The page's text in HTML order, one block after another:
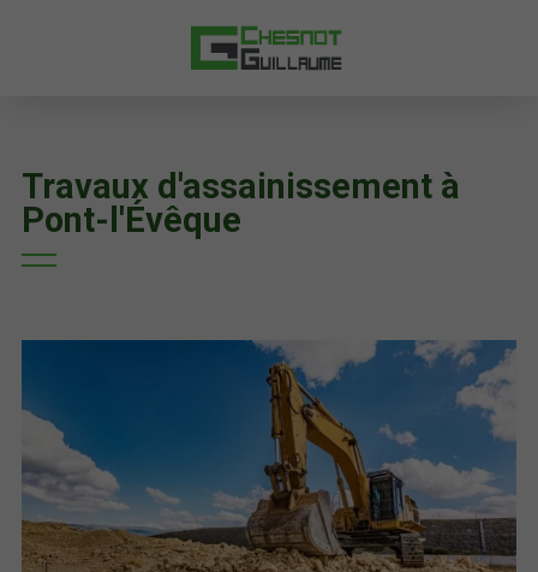
Travaux d'assainissement à
Pont-l'Évêque